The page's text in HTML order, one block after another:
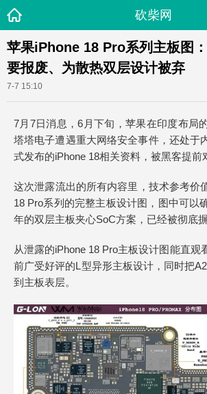
砍柴网
苹果iPhone 18 Pro系列主板图
要报废、为散热双层设计被弃
7-7 15:10
7月7日消息，6月下旬，苹果在印度布局
塔塔电子遭遇重大网络安全事件，还处于
式发布的iPhone 18相关资料，被黑客提前
这次泄露流出的所有内容里，技术参考价
18 Pro系列的完整主板设计图，图中可以
年的双层主板夹心SoC方案，已经被彻底摒
从泄露的iPhone 18 Pro主板设计图能直观
前广受好评的L型异形主板设计，同时把
到主板表层。